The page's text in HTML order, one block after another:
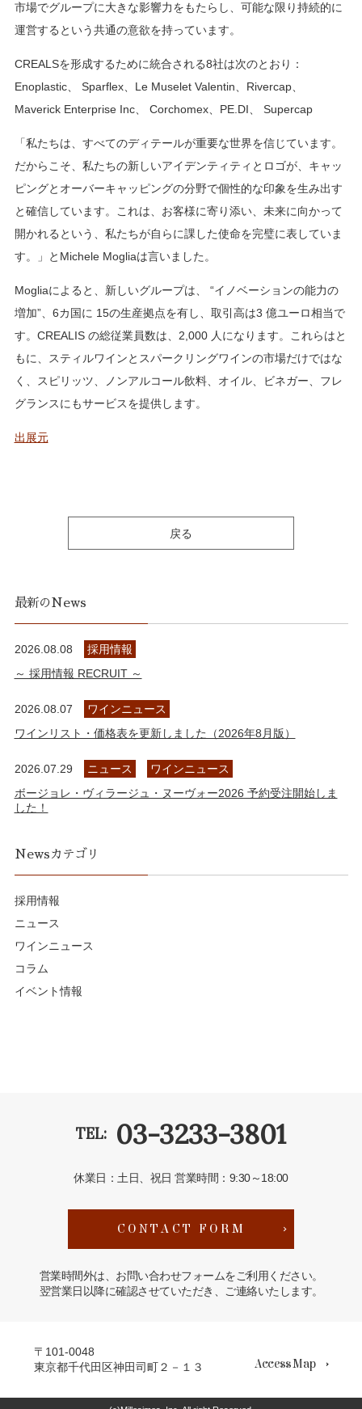
市場でグループに大きな影響力をもたらし、可能な限り持続的に
運営するという共通の意欲を持っています。
CREALSを形成するために統合される8社は次のとおり：
Enoplastic、 Sparflex、Le Muselet Valentin、Rivercap、
Maverick Enterprise Inc、 Corchomex、PE.DI、 Supercap
「私たちは、すべてのディテールが重要な世界を信じています。
だからこそ、私たちの新しいアイデンティティとロゴが、キャッ
ピングとオーバーキャッピングの分野で個性的な印象を生み出す
と確信しています。これは、お客様に寄り添い、未来に向かって
開かれるという、私たちが自らに課した使命を完璧に表していま
す。」とMichele Mogliaは言いました。
Mogliaによると、新しいグループは、 “イノベーションの能力の
増加”、6カ国に 15の生産拠点を有し、取引高は3 億ユーロ相当で
す。CREALIS の総従業員数は、2,000 人になります。これらはと
もに、スティルワインとスパークリングワインの市場だけではな
く、スピリッツ、ノンアルコール飲料、オイル、ビネガー、フレ
グランスにもサービスを提供します。
出展元
戻る
最新のNews
2026.08.08
採用情報
～ 採用情報 RECRUIT ～
2026.08.07
ワインニュース
ワインリスト・価格表を更新しました（2026年8月版）
2026.07.29 ニュース
ワインニュース
ボージョレ・ヴィラージュ・ヌーヴォー2026 予約受注開始しま
した！
Newsカテゴリ
採用情報
ニュース
ワインニュース
コラム
イベント情報
TEL: 03-3233-3801
休業日：土日、祝日営業時間：9:30～18:00
CONTACT FORM
営業時間外は、お問い合わせフォームをご利用ください。
翌営業日以降に確認させていただき、ご連絡いたします。
〒101-0048
東京都千代田区神田司町２－１３
Access Map